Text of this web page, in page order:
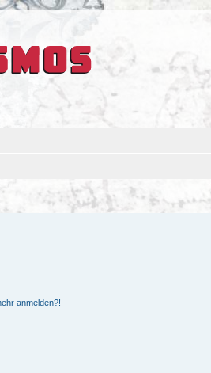
anmelden?!